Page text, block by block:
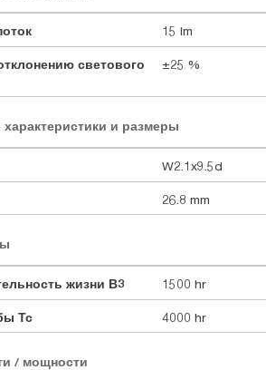
15 lm
светового
±25 %
и размеры
W2.1x9.5d
26.8 mm
жизни В3 1500 hr
Тс 4000 hr
/ мощности